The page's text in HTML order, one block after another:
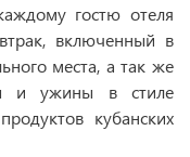
гостю отеля
включенный в
места, а так же
и ужины в стиле
кубанских